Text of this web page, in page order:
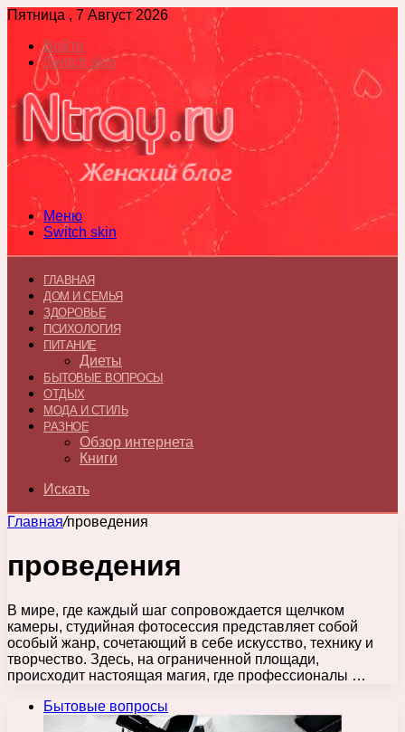
Пятница , 7 Август 2026
Войти
Switch skin
Меню
Switch skin
ГЛАВНАЯ
ДОМ И СЕМЬЯ
ЗДОРОВЬЕ
ПСИХОЛОГИЯ
ПИТАНИЕ
Диеты
БЫТОВЫЕ ВОПРОСЫ
ОТДЫХ
МОДА И СТИЛЬ
РАЗНОЕ
Обзор интернета
Книги
Искать
Главная/проведения
проведения
В мире, где каждый шаг сопровождается щелчком
камеры, студийная фотосессия представляет собой
особый жанр, сочетающий в себе искусство, технику и
творчество. Здесь, на ограниченной площади,
происходит настоящая магия, где профессионалы …
Бытовые вопросы